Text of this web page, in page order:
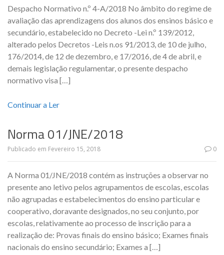
Despacho Normativo n.º 4-A/2018 No âmbito do regime de
avaliação das aprendizagens dos alunos dos ensinos básico e
secundário, estabelecido no Decreto -Lei n.º 139/2012,
alterado pelos Decretos -Leis n.os 91/2013, de 10 de julho,
176/2014, de 12 de dezembro, e 17/2016, de 4 de abril, e
demais legislação regulamentar, o presente despacho
normativo visa […]
Continuar a Ler
Norma 01/JNE/2018
Publicado em Fevereiro 15, 2018 0
A Norma 01/JNE/2018 contém as instruções a observar no
presente ano letivo pelos agrupamentos de escolas, escolas
não agrupadas e estabelecimentos do ensino particular e
cooperativo, doravante designados, no seu conjunto, por
escolas, relativamente ao processo de inscrição para a
realização de: Provas finais do ensino básico; Exames finais
nacionais do ensino secundário; Exames a […]